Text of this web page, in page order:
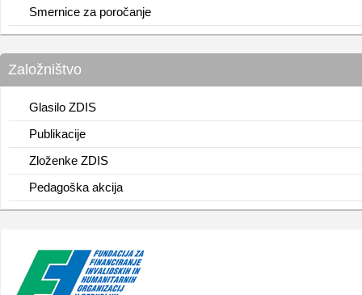
Smernice za poročanje
Založništvo
Glasilo ZDIS
Publikacije
Zloženke ZDIS
Pedagoška akcija